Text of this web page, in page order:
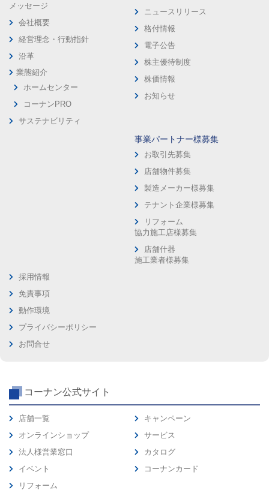
メッセージ
会社概要
経営理念・行動指針
沿革
業態紹介
ホームセンター
コーナンPRO
サステナビリティ
ニュースリリース
格付情報
電子公告
株主優待制度
株価情報
お知らせ
事業パートナー様募集
お取引先募集
店舗物件募集
製造メーカー様募集
テナント企業様募集
リフォーム
協力施工店様募集
店舗什器
施工業者様募集
採用情報
免責事項
動作環境
プライバシーポリシー
お問合せ
コーナン公式サイト
店舗一覧
オンラインショップ
法人様営業窓口
イベント
リフォーム
キャンペーン
サービス
カタログ
コーナンカード